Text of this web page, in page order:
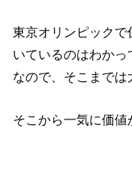
東京オリンピック
いているのはわかっ
なので、そこまでは
そこから一気に価値